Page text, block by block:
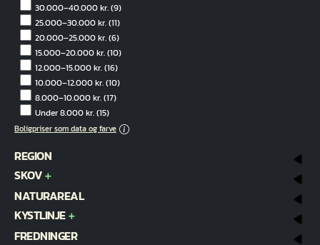
30.000–40.000 kr.(9)
25.000–30.000 kr.(11)
20.000–25.000 kr.(6)
15.000–20.000 kr.(10)
12.000–15.000 kr.(16)
10.000–12.000 kr.(10)
8.000–10.000 kr.(17)
Under 8.000 kr.(15)
Boligpriser som data og farve
REGION
SKOV
NATURAREAL
KYSTLINJE
FREDNINGER